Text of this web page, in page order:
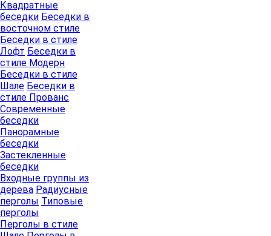
Квадратные
беседки Беседки в
восточном стиле
Беседки в стиле
Лофт Беседки в
стиле Модерн
Беседки в стиле
Шале Беседки в
стиле Прованс
Современные
беседки
Панорамные
беседки
Застекленные
беседки
Входные группы из
дерева Радиусные
перголы Типовые
перголы
Перголы в стиле